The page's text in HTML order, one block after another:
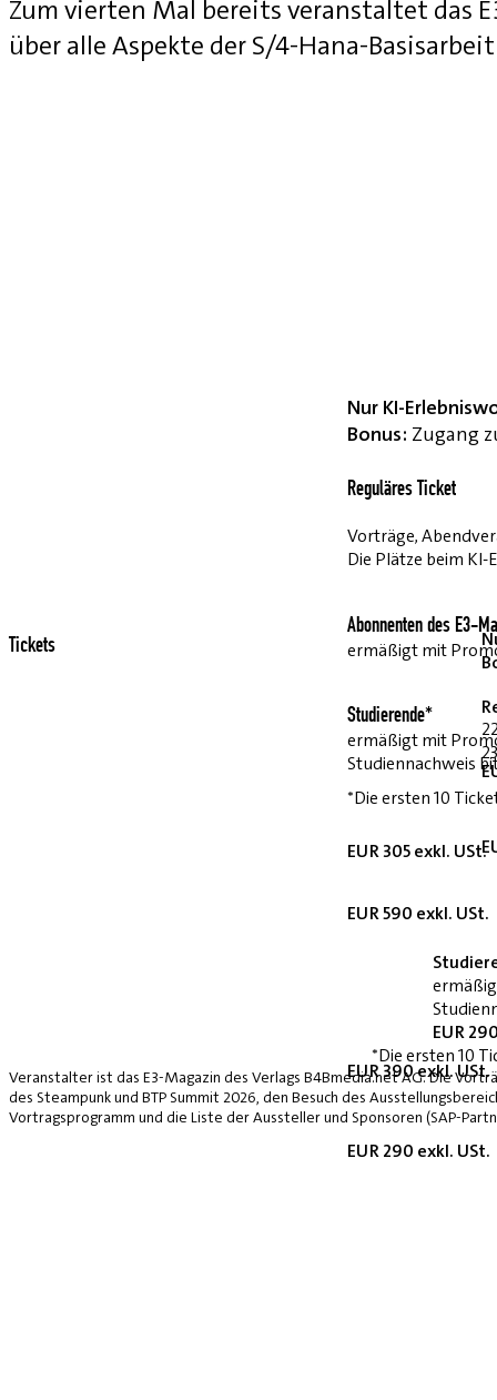
Zum vierten Mal bereits veranstaltet das
über alle Aspekte der S/4-Hana-
Nur KI-
Bonus: Zugang
Reguläres Ticket
Vorträge,
Die Plätze beim
Abonnenten des E3-
ermäßigt mit
Studierende*
ermäßigt mit
Studiennachweis
*Die ersten 10
EUR 305 exkl. USt.
EUR 590 exkl. USt.
EUR 390 exkl. USt.
EUR 290 exkl. USt.
Tickets
EUR
*Die ersten 10
Veranstalter ist das E3-Magazin des Verlags B4Bmedia.net AG. Die
des Steampunk und BTP Summit 2026, den Besuch des
Vortragsprogramm und die Liste der Aussteller und Sponsoren (SAP-